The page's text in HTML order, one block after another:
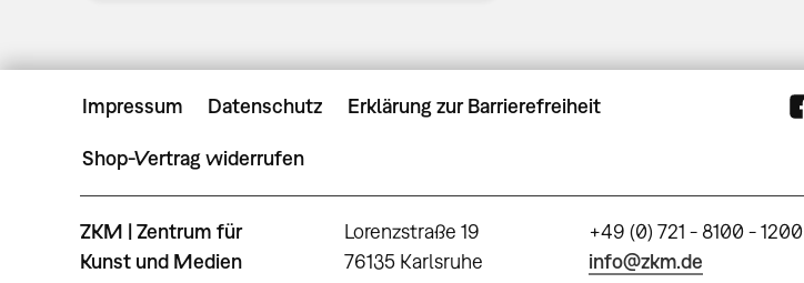
Impressum Datenschutz Erklärung zur Barrierefreiheit
Shop-Vertrag widerrufen
ZKM | Zentrum für
Kunst und Medien
Lorenzstraße 19
76135 Karlsruhe
+49 (0) 721 - 8100 - 1200
info@zkm.de